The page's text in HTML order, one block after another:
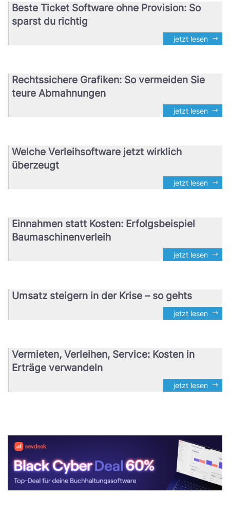
Beste Ticket Software ohne Provision: So
sparst du richtig
jetzt lesen
Rechtssichere Grafiken: So vermeiden Sie
teure Abmahnungen
jetzt lesen
Welche Verleihsoftware jetzt wirklich
überzeugt
jetzt lesen
Einnahmen statt Kosten: Erfolgsbeispiel
Baumaschinenverleih
jetzt lesen
Umsatz steigern in der Krise – so gehts
jetzt lesen
Vermieten, Verleihen, Service: Kosten in
Erträge verwandeln
jetzt lesen